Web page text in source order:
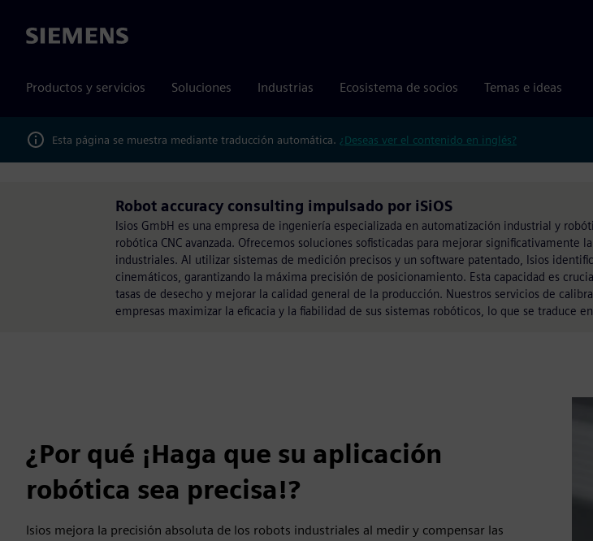
Siemens
Productos y servicios Soluciones Industrias Ecosistema de socios Temas e ideas
Esta página se muestra mediante traducción automática. ¿Deseas ver el contenido en inglés?
Robot accuracy consulting impulsado por iSiOS
Isios GmbH es una empresa de ingeniería especializada en automatización industrial y
robótica CNC avanzada. Ofrecemos soluciones sofisticadas para mejorar
industriales. Al utilizar sistemas de medición precisos y un software patentado, Isios
cinemáticos, garantizando la máxima precisión de posicionamiento. Esta capacidad es
tasas de desecho y mejorar la calidad general de la producción. Nuestros servicios de
empresas maximizar la eficacia y la fiabilidad de sus sistemas robóticos, lo que se traduce
¿Por qué ¡Haga que su aplicación
robótica sea precisa!?
Isios mejora la precisión absoluta de los robots industriales al medir y compensar las